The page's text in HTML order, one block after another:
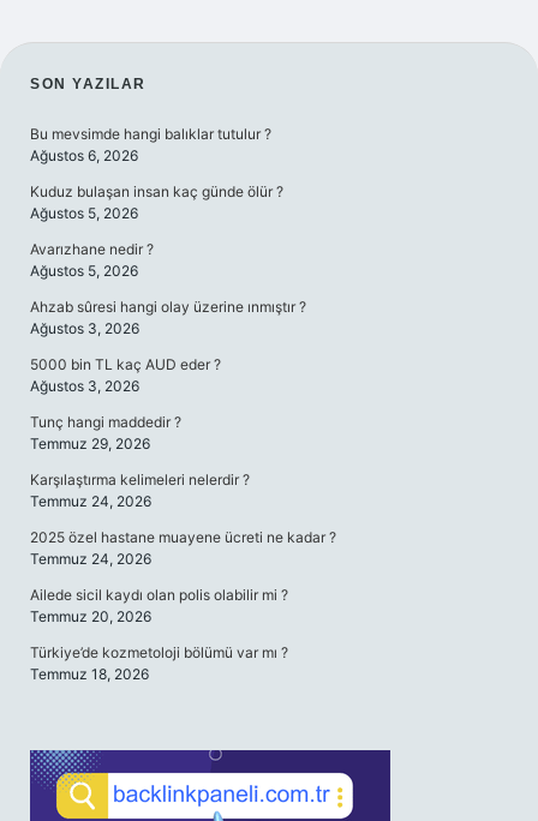
SIDEBAR
SON YAZILAR
Bu mevsimde hangi balıklar tutulur ?
Ağustos 6, 2026
Kuduz bulaşan insan kaç günde ölür ?
Ağustos 5, 2026
Avarızhane nedir ?
Ağustos 5, 2026
Ahzab sûresi hangi olay üzerine ınmıştır ?
Ağustos 3, 2026
5000 bin TL kaç AUD eder ?
Ağustos 3, 2026
Tunç hangi maddedir ?
Temmuz 29, 2026
Karşılaştırma kelimeleri nelerdir ?
Temmuz 24, 2026
2025 özel hastane muayene ücreti ne kadar ?
Temmuz 24, 2026
Ailede sicil kaydı olan polis olabilir mi ?
Temmuz 20, 2026
Türkiye’de kozmetoloji bölümü var mı ?
Temmuz 18, 2026